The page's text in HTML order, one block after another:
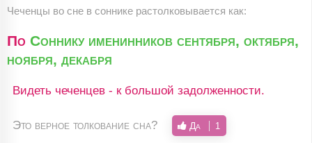
Чеченцы во сне в соннике растолковывается как:
По Соннику именинников сентября, октября,
ноября, декабря
Видеть чеченцев - к большой задолженности.
Это верное толкование сна? Да 1